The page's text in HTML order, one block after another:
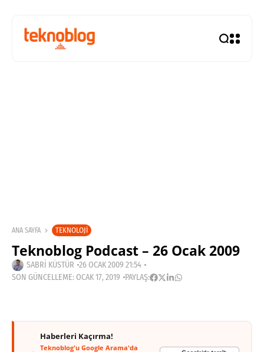
ANA SAYFA TEKNOLOJI
Teknoblog Podcast – 26 Ocak 2009
SABRI KÜSTÜR 26 OCAK 2009 21:54
SON GÜNCELLEME: OCAK 17, 2019 PAYLAŞ:
Haberleri Kaçırma!
Teknoblog'u Google Arama'da